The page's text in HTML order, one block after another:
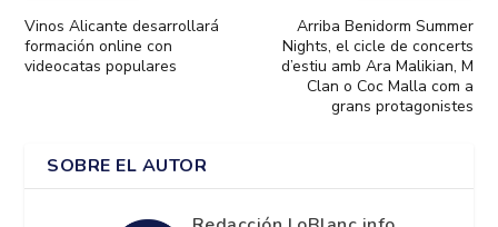
Vinos Alicante desarrollará
formación online con
videocatas populares
Arriba Benidorm Summer
Nights, el cicle de concerts
d’estiu amb Ara Malikian, M
Clan o Coc Malla com a
grans protagonistes
SOBRE EL AUTOR